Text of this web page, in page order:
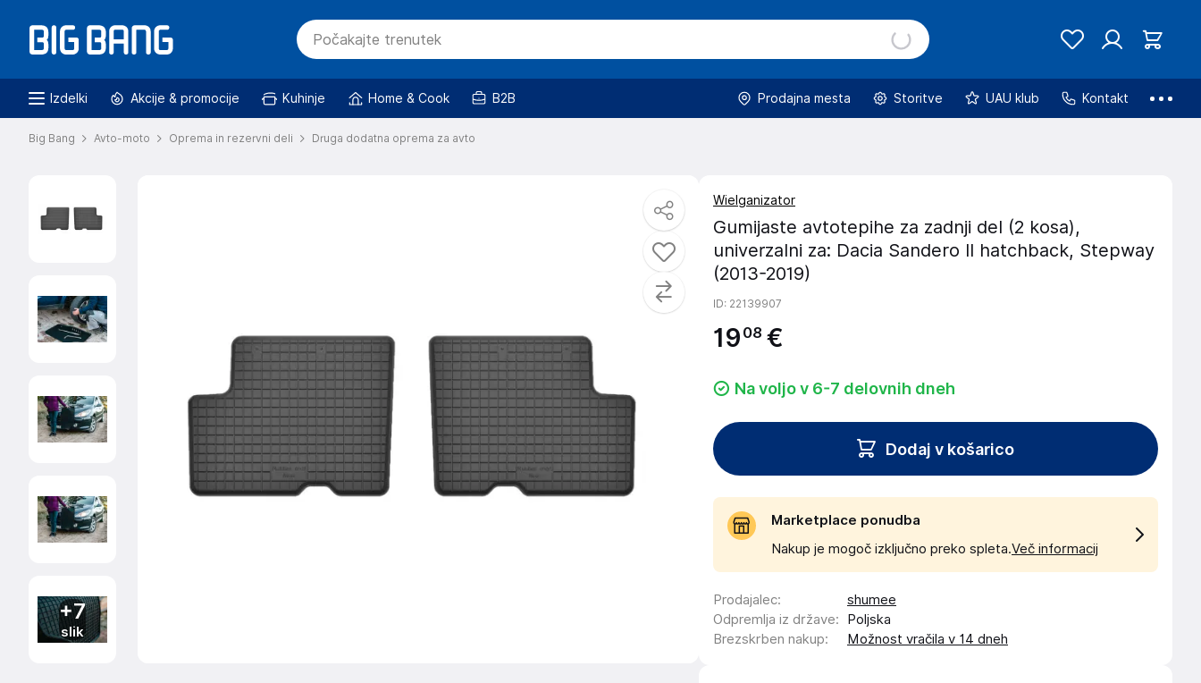
Izdelki Akcije & promocije Kuhinje Home & Cook B2B Prodajna mesta Storitve UAU klub Kontakt
Big Bang Avto-moto Oprema in rezervni deli Druga dodatna oprema za avto
+7
slik
Wielganizator
Gumijaste avtotepihe za zadnji del (2 kosa),
univerzalni za: Dacia Sandero II hatchback, Stepway
(2013-2019)
ID: 22139907
19 08 €
Na voljo v 6-7 delovnih dneh
Dodaj v košarico
Marketplace ponudba
Nakup je mogoč izključno preko spleta.Več informacij
Prodajalec:
shumee
Odpremlja iz države:
Poljska
Brezskrben nakup: Možnost vračila v 14 dneh